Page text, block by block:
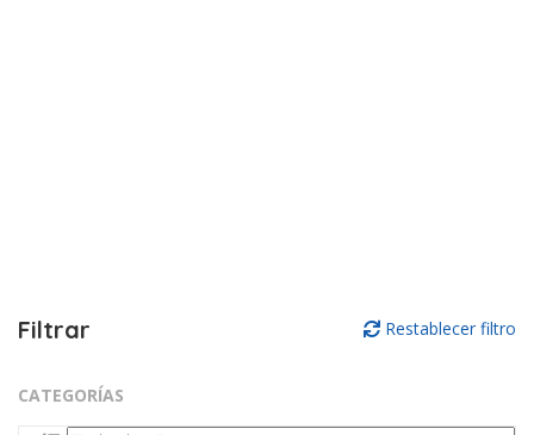
Filtrar Restablecer filtro
CATEGORÍAS